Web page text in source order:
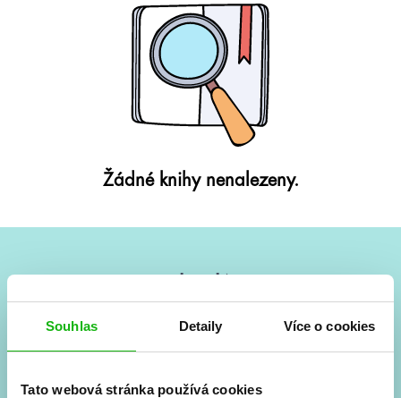
Souhlas Detaily Více o cookies
Tato webová stránka používá cookies
Žádné knihy nenalezeny.
Vše kolem #youngadult každý měsíc rovnou do mailu!
a seriálové adaptace a další.